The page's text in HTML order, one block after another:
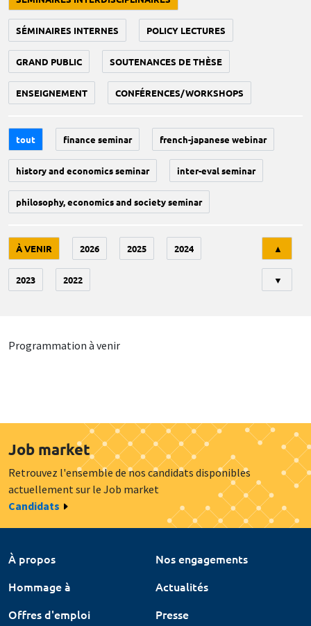
SÉMINAIRES INTERNES POLICY LECTURES
GRAND PUBLIC SOUTENANCES DE THÈSE
ENSEIGNEMENT CONFÉRENCES/WORKSHOPS
tout finance seminar french-japanese webinar
history and economics seminar inter-eval seminar
philosophy, economics and society seminar
À VENIR 2026 2025 2024
2023 2022
▲
▼
Programmation à venir
Job market
Retrouvez l'ensemble de nos candidats disponibles
actuellement sur le Job market
Candidats
À propos
Nos engagements
Hommage à
Actualités
Offres d'emploi
Presse